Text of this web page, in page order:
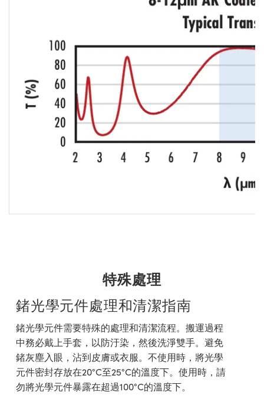
特殊處理
鍺光學元件處理和清潔指南
鍺光學元件需要特殊的處理和清潔流程。搬運過程
中務必戴上手套，以防汙染，然後洗淨雙手。避免
鍺灰塵入眼，沾到皮膚或衣服。不使用時，將光學
元件密封存放在20°C至25°C的溫度下。使用時，請
勿將光學元件暴露在超過100°C的溫度下。